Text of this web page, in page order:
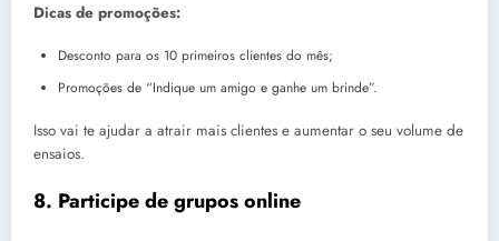
Dicas de promoções:
Desconto para os 10 primeiros clientes do mês;
Promoções de “Indique um amigo e ganhe um brinde”.
Isso vai te ajudar a atrair mais clientes e aumentar o seu volume de
ensaios.
8. Participe de grupos online